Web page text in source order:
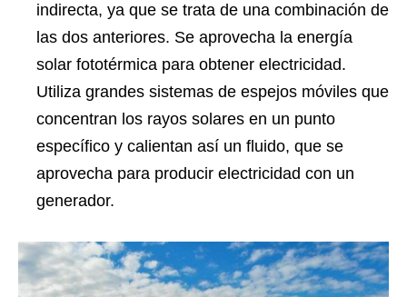
indirecta, ya que se trata de una combinación de
las dos anteriores. Se aprovecha la energía
solar fototérmica para obtener electricidad.
Utiliza grandes sistemas de espejos móviles que
concentran los rayos solares en un punto
específico y calientan así un fluido, que se
aprovecha para producir electricidad con un
generador.